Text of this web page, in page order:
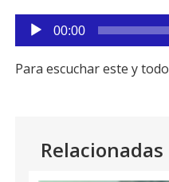
Reproductor
de
audio
00:00
Para escuchar este y
Relacionadas